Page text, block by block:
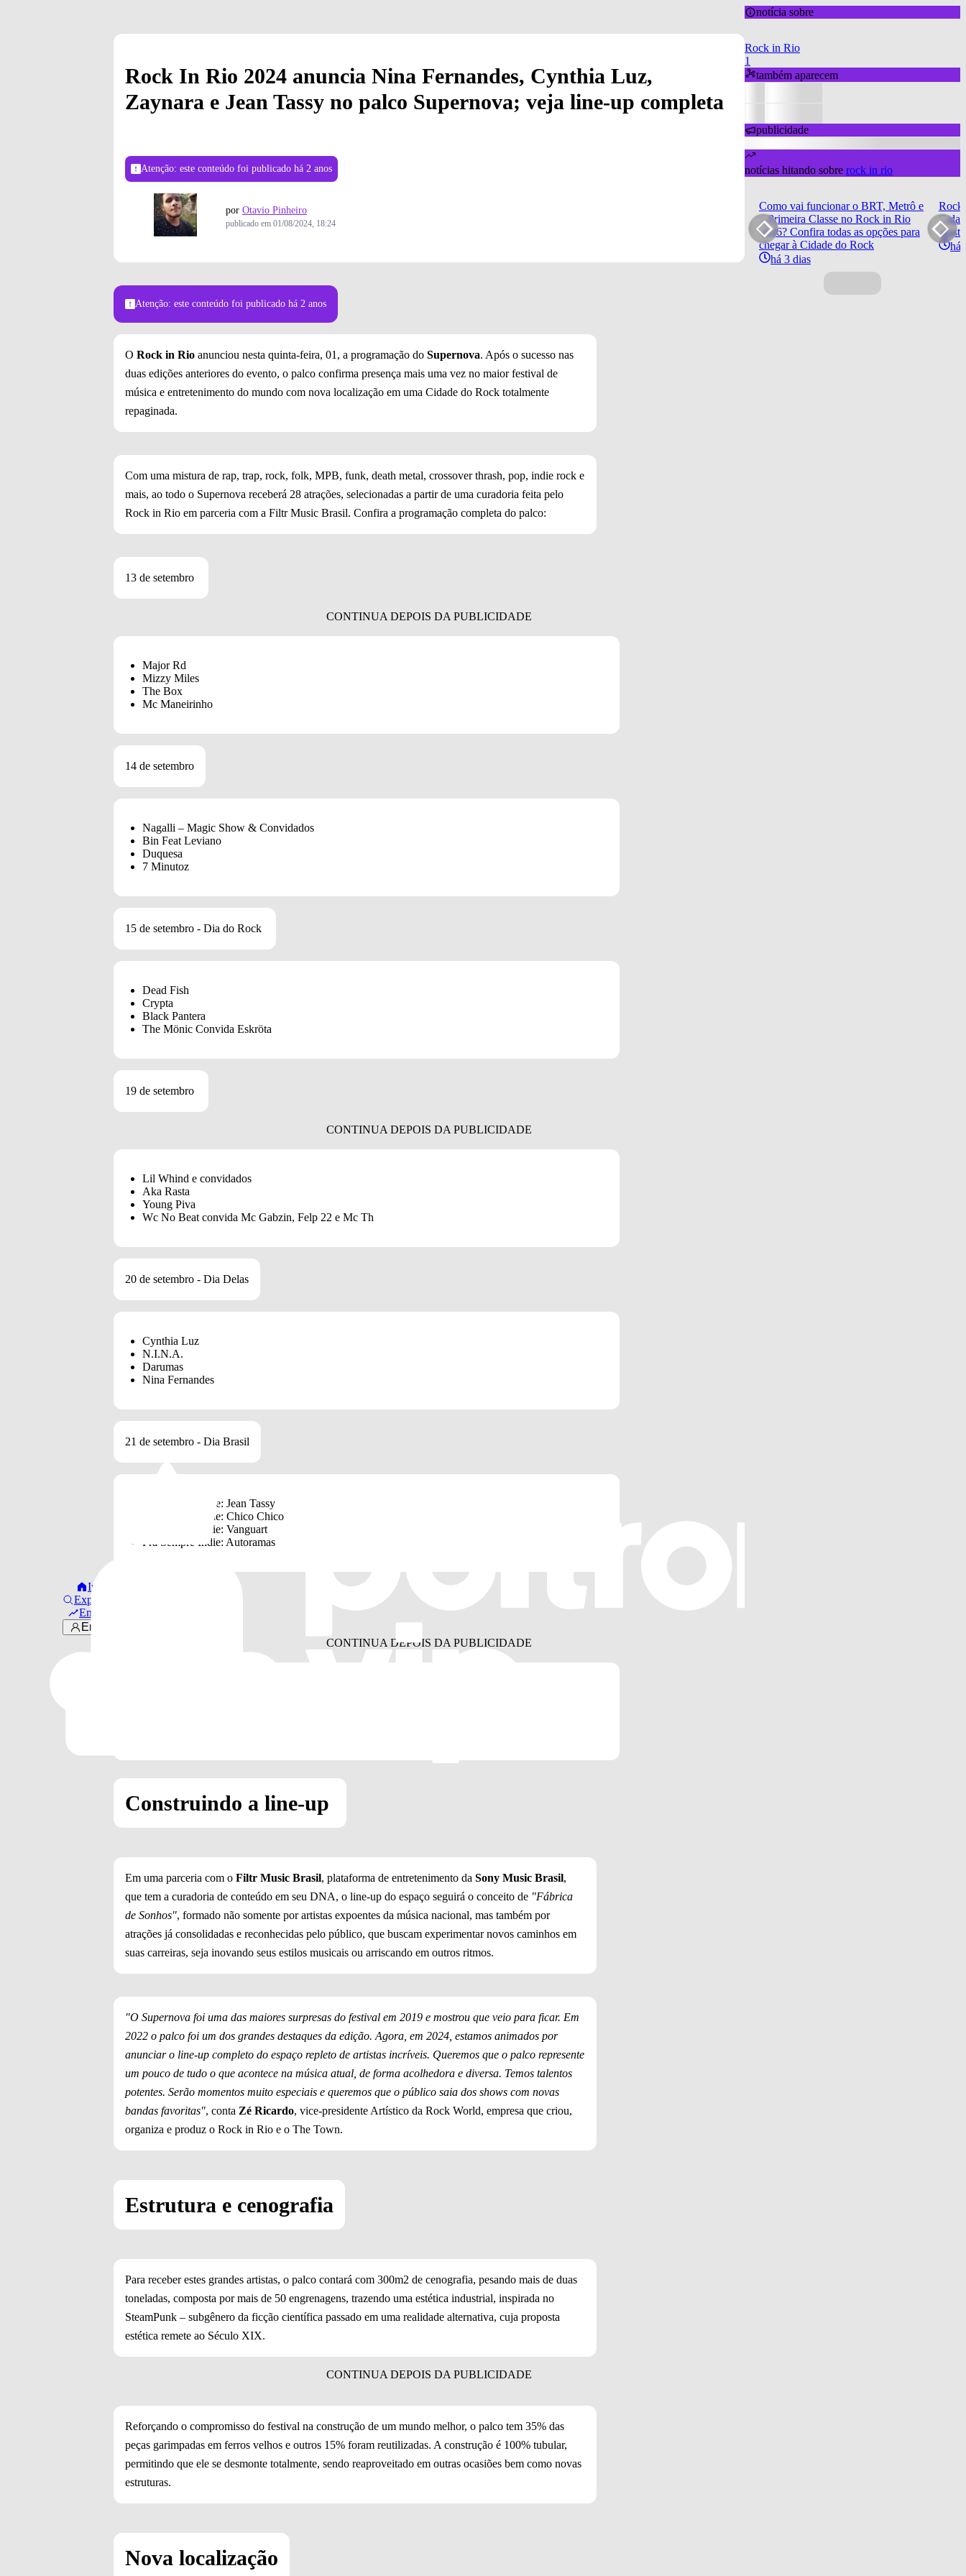
Início
Explorar
Em alta
Entrar
Rock In Rio 2024 anuncia Nina Fernandes, Cynthia Luz,
Zaynara e Jean Tassy no palco Supernova; veja line-up completa
Atenção: este conteúdo foi publicado há 2 anos
por Otavio Pinheiro
publicado em 01/08/2024, 18:24
Atenção: este conteúdo foi publicado há 2 anos
O Rock in Rio anunciou nesta quinta-feira, 01, a programação do Supernova. Após o sucesso nas
duas edições anteriores do evento, o palco confirma presença mais uma vez no maior festival de
música e entretenimento do mundo com nova localização em uma Cidade do Rock totalmente
repaginada.
Com uma mistura de rap, trap, rock, folk, MPB, funk, death metal, crossover thrash, pop, indie rock e
mais, ao todo o Supernova receberá 28 atrações, selecionadas a partir de uma curadoria feita pelo
Rock in Rio em parceria com a Filtr Music Brasil. Confira a programação completa do palco:
13 de setembro
Major Rd
Mizzy Miles
The Box
Mc Maneirinho
14 de setembro
Nagalli – Magic Show & Convidados
Bin Feat Leviano
Duquesa
7 Minutoz
15 de setembro - Dia do Rock
Dead Fish
Crypta
Black Pantera
The Mönic Convida Eskröta
19 de setembro
Lil Whind e convidados
Aka Rasta
Young Piva
Wc No Beat convida Mc Gabzin, Felp 22 e Mc Th
20 de setembro - Dia Delas
Cynthia Luz
N.I.N.A.
Darumas
Nina Fernandes
21 de setembro - Dia Brasil
Pra Sempre Indie: Jean Tassy
Pra Sempre Indie: Chico Chico
Pra Sempre Indie: Vanguart
Pra Sempre Indie: Autoramas
Construindo a line-up
Em uma parceria com o Filtr Music Brasil, plataforma de entretenimento da Sony Music Brasil,
que tem a curadoria de conteúdo em seu DNA, o line-up do espaço seguirá o conceito de "Fábrica
de Sonhos", formado não somente por artistas expoentes da música nacional, mas também por
atrações já consolidadas e reconhecidas pelo público, que buscam experimentar novos caminhos em
suas carreiras, seja inovando seus estilos musicais ou arriscando em outros ritmos.
"O Supernova foi uma das maiores surpresas do festival em 2019 e mostrou que veio para ficar. Em
2022 o palco foi um dos grandes destaques da edição. Agora, em 2024, estamos animados por
anunciar o line-up completo do espaço repleto de artistas incríveis. Queremos que o palco represente
um pouco de tudo o que acontece na música atual, de forma acolhedora e diversa. Temos talentos
potentes. Serão momentos muito especiais e queremos que o público saia dos shows com novas
bandas favoritas", conta Zé Ricardo, vice-presidente Artístico da Rock World, empresa que criou,
organiza e produz o Rock in Rio e o The Town.
Estrutura e cenografia
Para receber estes grandes artistas, o palco contará com 300m2 de cenografia, pesando mais de duas
toneladas, composta por mais de 50 engrenagens, trazendo uma estética industrial, inspirada no
SteamPunk – subgênero da ficção científica passado em uma realidade alternativa, cuja proposta
estética remete ao Século XIX.
Reforçando o compromisso do festival na construção de um mundo melhor, o palco tem 35% das
peças garimpadas em ferros velhos e outros 15% foram reutilizadas. A construção é 100% tubular,
permitindo que ele se desmonte totalmente, sendo reaproveitado em outras ocasiões bem como novas
estruturas.
Nova localização
notícia sobre
Rock in Rio
1
também aparecem
publicidade
notícias hitando sobre rock in rio
Como vai funcionar o BRT, Metrô e
o Primeira Classe no Rock in Rio
2026? Confira todas as opções para
chegar à Cidade do Rock
há 3 dias
Rock
há